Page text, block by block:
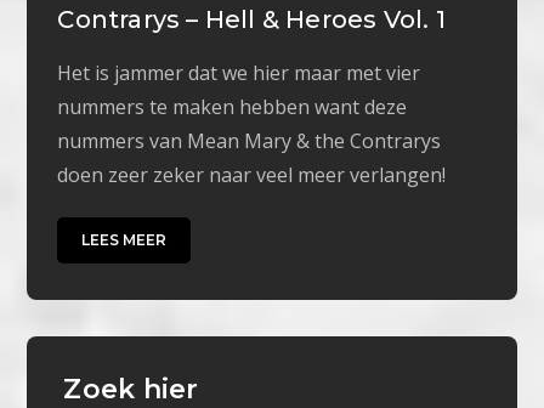
Contrarys – Hell & Heroes Vol. 1
Het is jammer dat we hier maar met vier
nummers te maken hebben want deze
nummers van Mean Mary & the Contrarys
doen zeer zeker naar veel meer verlangen!
LEES MEER
Zoek hier